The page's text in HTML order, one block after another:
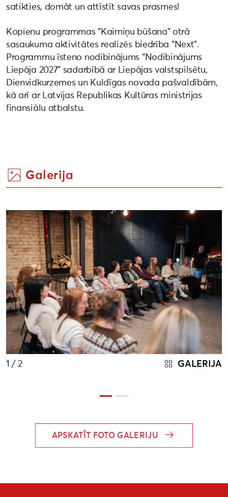
satikties, domāt un attīstīt savas prasmes!
Kopienu programmas “Kaimiņu būšana” otrā
sasaukuma aktivitātes realizēs biedrība “Next”.
Programmu īsteno nodibinājums “Nodibinājums
Liepāja 2027” sadarbībā ar Liepājas valstspilsētu,
Dienvidkurzemes un Kuldīgas novada pašvaldībām,
kā arī ar Latvijas Republikas Kultūras ministrijas
finansiālu atbalstu.
Galerija
1 / 2 GALERIJA
APSKATĪT FOTO GALERIJU